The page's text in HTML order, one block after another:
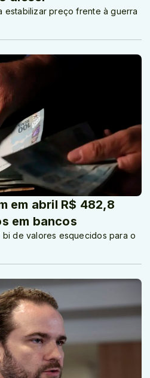
estabilizar preço frente à guerra
em abril R$ 482,8
em bancos
bi de valores esquecidos para o